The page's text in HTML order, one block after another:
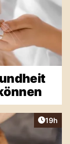
Artikel
19h